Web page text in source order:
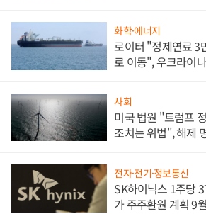
화학·에너지
로이터 "정제연료 3
로 이동", 우크라이
사회
미국 법원 "트럼프
조치는 위법", 해제
전자·전기·정보통신
SK하이닉스 1주당
가 주주환원 계획 9